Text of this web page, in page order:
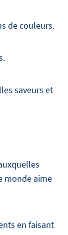
de couleurs.
saveurs et
monde aime
en faisant